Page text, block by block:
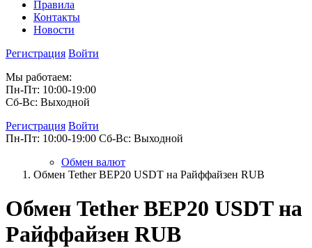
Правила
Контакты
Новости
Регистрация Войти
Мы работаем:
Пн-Пт: 10:00-19:00
Сб-Вс: Выходной
Регистрация Войти
Пн-Пт: 10:00-19:00 Сб-Вс: Выходной
Обмен валют
Обмен Tether BEP20 USDT на Райффайзен RUB
Обмен Tether BEP20 USDT на
Райффайзен RUB